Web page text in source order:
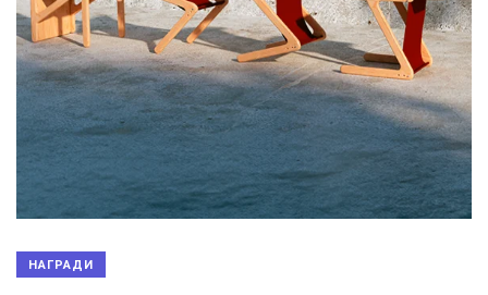
НАГРАДИ